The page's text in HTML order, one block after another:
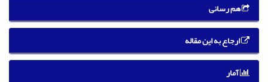
هم رسانی
ارجاع به این مقاله
آمار